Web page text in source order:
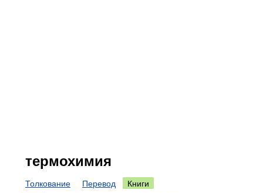
термохимия
Толкование Перевод
Книги